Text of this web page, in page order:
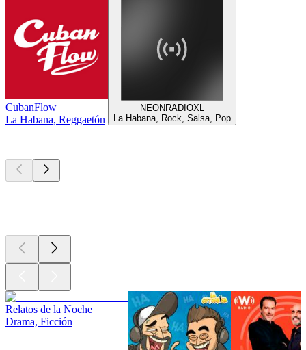
CubanFlow
La Habana, Reggaetón
NEONRADIOXL
La Habana, Rock, Salsa, Pop
Relatos de la Noche
Drama, Ficción